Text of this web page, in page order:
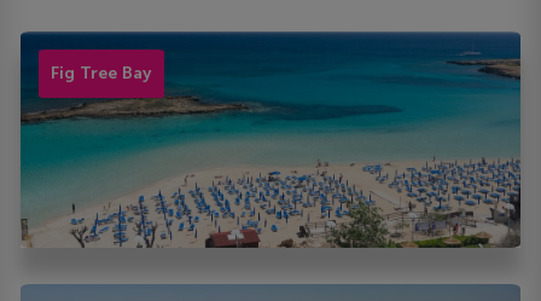
Fig Tree Bay